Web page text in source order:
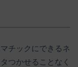
チックにできるネ
つかせることなく